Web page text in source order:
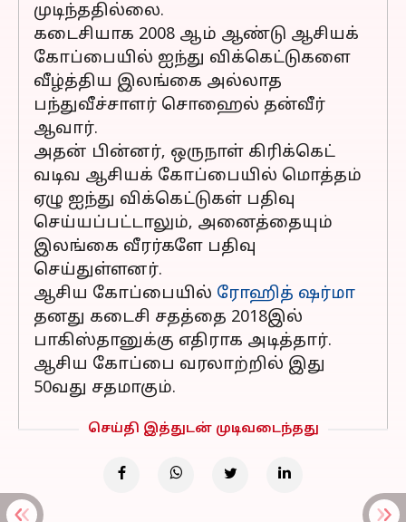
முடிந்ததில்லை.
கடைசியாக 2008 ஆம் ஆண்டு ஆசியக்
கோப்பையில் ஐந்து விக்கெட்டுகளை
வீழ்த்திய இலங்கை அல்லாத
பந்துவீச்சாளர் சொஹைல் தன்வீர்
ஆவார்.
அதன் பின்னர், ஒருநாள் கிரிக்கெட்
வடிவ ஆசியக் கோப்பையில் மொத்தம்
ஏழு ஐந்து விக்கெட்டுகள் பதிவு
செய்யப்பட்டாலும், அனைத்தையும்
இலங்கை வீரர்களே பதிவு
செய்துள்ளனர்.
ஆசிய கோப்பையில் ரோஹித் ஷர்மா
தனது கடைசி சதத்தை 2018இல்
பாகிஸ்தானுக்கு எதிராக அடித்தார்.
ஆசிய கோப்பை வரலாற்றில் இது
50வது சதமாகும்.
செய்தி இத்துடன் முடிவடைந்தது